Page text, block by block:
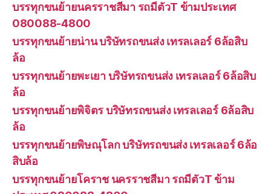
บรรทุกขนย้ายนครราชสีมา รถมีตัวT ข้ามประเทศ
080088-4800
บรรทุกขนย้ายน่าน บริษัทรถขนส่ง เทรลเลอร์ 6ล้อสิบ
ล้อ
บรรทุกขนย้ายพะเยา บริษัทรถขนส่ง เทรลเลอร์ 6ล้อสิบ
ล้อ
บรรทุกขนย้ายพิจิตร บริษัทรถขนส่ง เทรลเลอร์ 6ล้อสิบ
ล้อ
บรรทุกขนย้ายพิษณุโลก บริษัทรถขนส่ง เทรลเลอร์ 6ล้อ
สิบล้อ
บรรทุกขนย้ายโคราช นครราชสีมา รถมีตัวT ข้าม